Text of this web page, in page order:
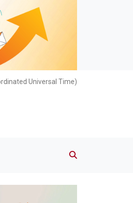
Universal Time)